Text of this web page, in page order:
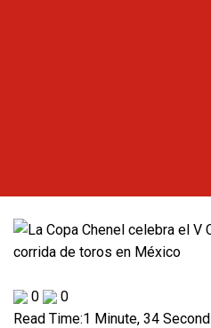
0
0
Read Time:1 Minute, 34 Second